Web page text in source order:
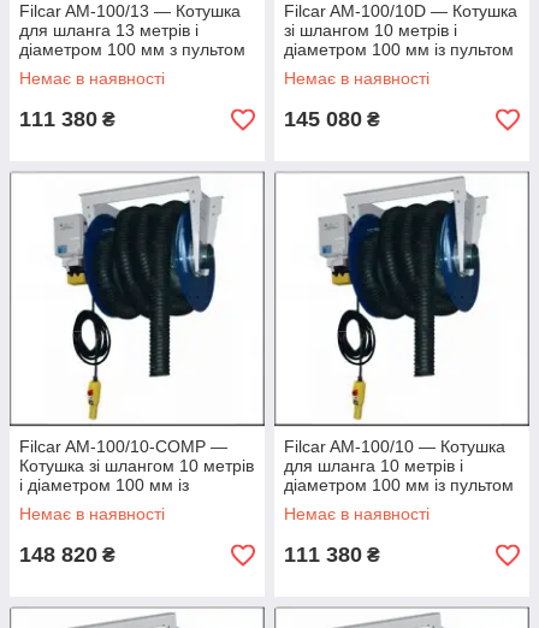
Filcar AM-100/13 — Котушка
для шланга 13 метрів і
діаметром 100 мм з пультом
Д/К
Немає в наявності
111 380 ₴
Filcar AM-100/10D — Котушка
зі шлангом 10 метрів і
діаметром 100 мм із пультом
Немає в наявності
145 080 ₴
Filcar AM-100/10-COMP —
Котушка зі шлангом 10 метрів
і діаметром 100 мм із
пультом і наконечником
Немає в наявності
148 820 ₴
Filcar AM-100/10 — Котушка
для шланга 10 метрів і
діаметром 100 мм із пультом
Д/К
Немає в наявності
111 380 ₴